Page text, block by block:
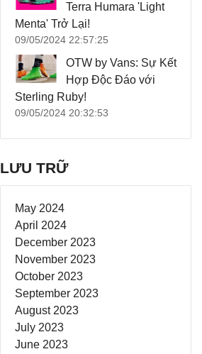
Terra Humara 'Light
Menta' Trở Lại!
09/05/2024 22:57:25
OTW by Vans: Sự Kết
Hợp Độc Đáo với
Sterling Ruby!
09/05/2024 20:32:53
LƯU TRỮ
May 2024
April 2024
December 2023
November 2023
October 2023
September 2023
August 2023
July 2023
June 2023